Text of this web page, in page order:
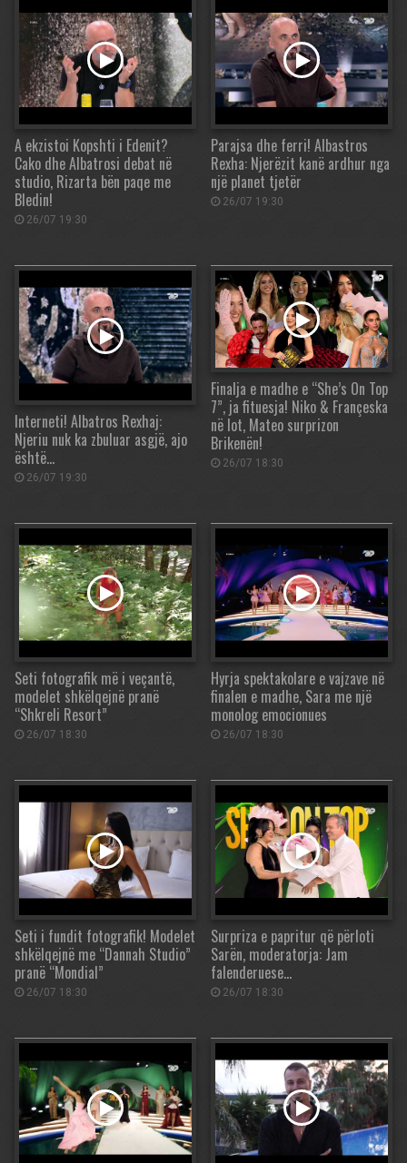
A ekzistoi Kopshti i Edenit?
Cako dhe Albatrosi debat në
studio, Rizarta bën paqe me
Bledin!
26/07 19:30
Parajsa dhe ferri! Albastros
Rexha: Njerëzit kanë ardhur nga
një planet tjetër
26/07 19:30
Interneti! Albatros Rexhaj:
Njeriu nuk ka zbuluar asgjë, ajo
është…
26/07 19:30
Finalja e madhe e “She’s On Top
7”, ja fituesja! Niko & Françeska
në lot, Mateo surprizon
Brikenën!
26/07 18:30
Seti fotografik më i veçantë,
modelet shkëlqejnë pranë
“Shkreli Resort”
26/07 18:30
Hyrja spektakolare e vajzave në
finalen e madhe, Sara me një
monolog emocionues
26/07 18:30
Seti i fundit fotografik! Modelet
shkëlqejnë me “Dannah Studio”
pranë “Mondial”
26/07 18:30
Surpriza e papritur që përloti
Sarën, moderatorja: Jam
falenderuese…
26/07 18:30